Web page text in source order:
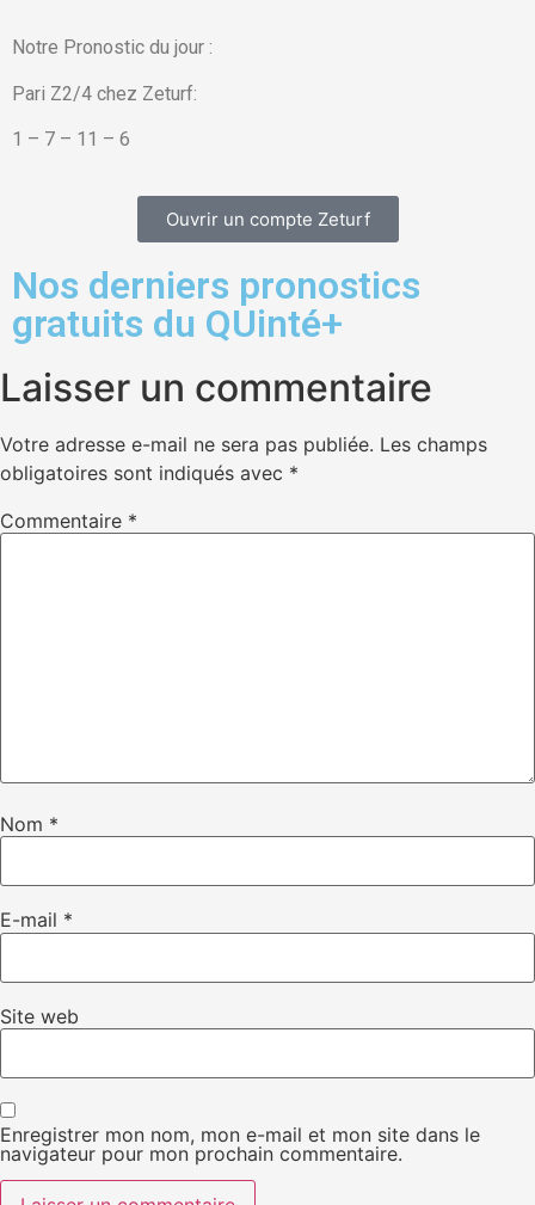
Notre Pronostic du jour :
Pari Z2/4 chez Zeturf:
1 – 7 – 11 – 6
Ouvrir un compte Zeturf
Nos derniers pronostics
gratuits du QUinté+
Laisser un commentaire
Votre adresse e-mail ne sera pas publiée. Les champs
obligatoires sont indiqués avec *
Commentaire *
Nom *
E-mail *
Site web
Enregistrer mon nom, mon e-mail et mon site dans le
navigateur pour mon prochain commentaire.